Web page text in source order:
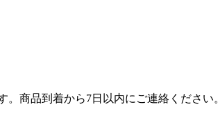
商品到着から7日以内にご連絡ください。